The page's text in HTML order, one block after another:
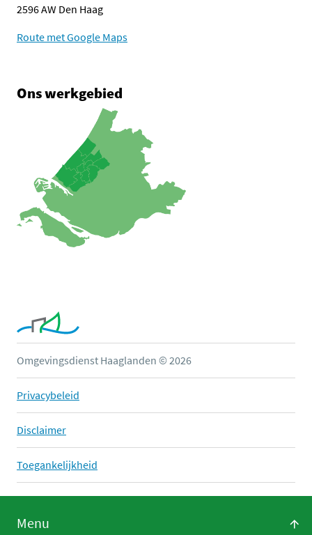
Menu
2596 AW Den Haag
Route met Google Maps
Ons werkgebied
Omgevingsdienst Haaglanden © 2026
Privacybeleid
Disclaimer
Toegankelijkheid